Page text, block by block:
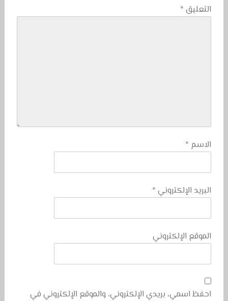
التعليق *
الاسم *
البريد الإلكتروني *
الموقع الإلكتروني
احفظ اسمي، بريدي الإلكتروني، والموقع الإلكتروني في